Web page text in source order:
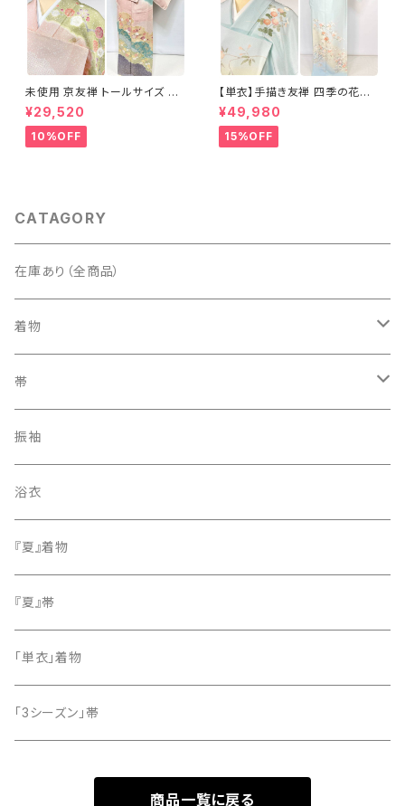
未使用 京友禅 トールサイズ 染
め分け 金彩 訪問着 袷 正絹 ピ
ンク 黄緑 紫 黄色 1438
¥29,520
10%OFF
【単衣】手描き友禅 四季の花々
正絹 訪問着 水色 黄緑 白 パス
テルカラー 1431
¥49,980
15%OFF
CATAGORY
在庫あり（全商品）
着物
訪問着・付下げ
紬
色無地
小紋
留袖
帯
袋帯
名古屋帯
振袖
浴衣
『夏』着物
『夏』帯
「単衣」着物
「3シーズン」帯
商品一覧に戻る